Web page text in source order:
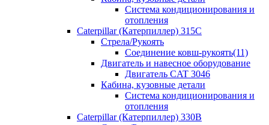
Система кондиционирования и
отопления
Caterpillar (Катерпиллер) 315C
Стрела/Рукоять
Соединение ковш-рукоять(11)
Двигатель и навесное оборудование
Двигатель CAT 3046
Кабина, кузовные детали
Система кондиционирования и
отопления
Caterpillar (Катерпиллер) 330B